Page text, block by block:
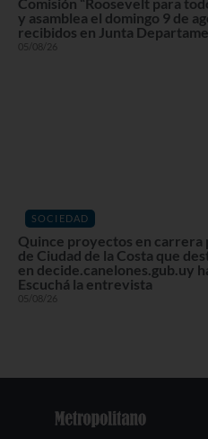
y asamblea el domingo 9 de
recibidos en Junta
05/08/26
SOCIEDAD
Quince proyectos en carrera
de Ciudad de la Costa que
en decide.canelones.gub.uy
Escuchá la entrevista
05/08/26